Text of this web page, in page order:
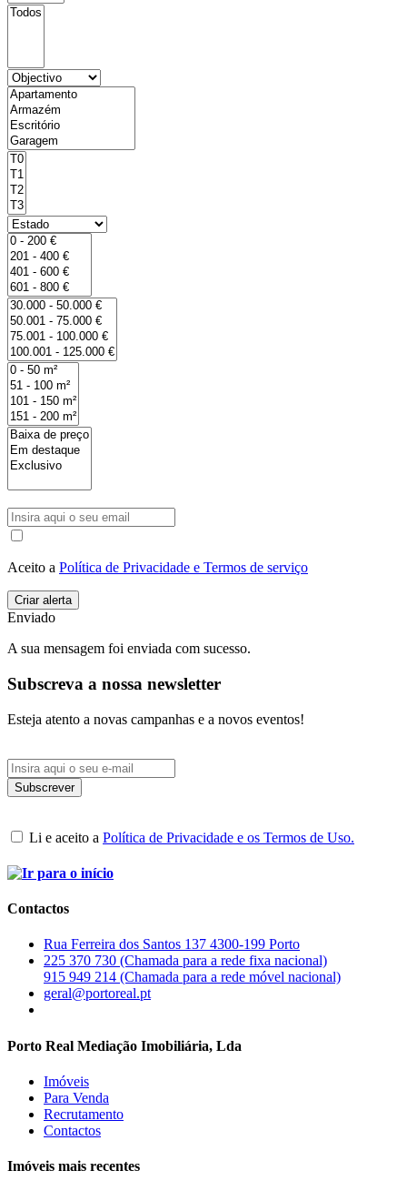
Aceito a Política de Privacidade e Termos de serviço
Enviado
A sua mensagem foi enviada com sucesso.
Subscreva a nossa newsletter
Esteja atento a novas campanhas e a novos eventos!
Li e aceito a Política de Privacidade e os Termos de Uso.
Contactos
Rua Ferreira dos Santos 137 4300-199 Porto
225 370 730 (Chamada para a rede fixa nacional)
915 949 214 (Chamada para a rede móvel nacional)
geral@portoreal.pt
Porto Real Mediação Imobiliária, Lda
Imóveis
Para Venda
Recrutamento
Contactos
Imóveis mais recentes